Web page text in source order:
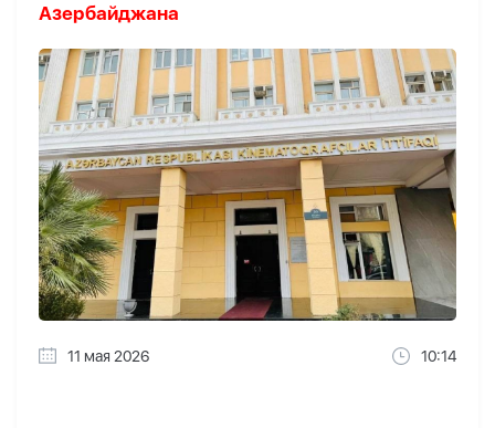
Азербайджана
11 мая 2026 10:14